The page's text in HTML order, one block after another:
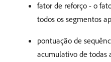
fator de reforço - o
todos os segmentos
pontuação de
acumulativo de todas